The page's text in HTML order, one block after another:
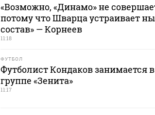
«Возможно, «Динамо» не
потому что Шварца устраивает
состав» — Корнеев
11:18
ФУТБОЛ
Футболист Кондаков занимается
группе «Зенита»
11:17